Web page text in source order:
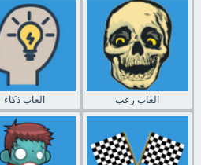
العاب ذكاء العاب رعب